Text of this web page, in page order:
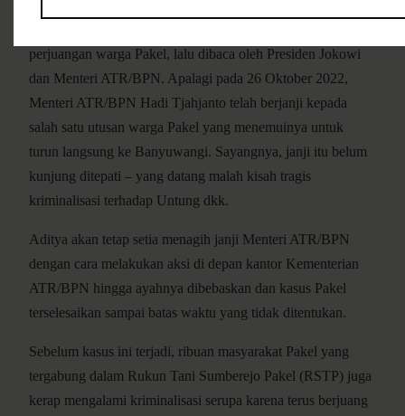
perjuangan warga Pakel, lalu dibaca oleh Presiden Jokowi
dan Menteri ATR/BPN. Apalagi pada 26 Oktober 2022,
Menteri ATR/BPN Hadi Tjahjanto telah berjanji kepada
salah satu utusan warga Pakel yang menemuinya untuk
turun langsung ke Banyuwangi. Sayangnya, janji itu belum
kunjung ditepati – yang datang malah kisah tragis
kriminalisasi terhadap Untung dkk.
Aditya akan tetap setia menagih janji Menteri ATR/BPN
dengan cara melakukan aksi di depan kantor Kementerian
ATR/BPN hingga ayahnya dibebaskan dan kasus Pakel
terselesaikan sampai batas waktu yang tidak ditentukan.
Sebelum kasus ini terjadi, ribuan masyarakat Pakel yang
tergabung dalam Rukun Tani Sumberejo Pakel (RSTP) juga
kerap mengalami kriminalisasi serupa karena terus berjuang